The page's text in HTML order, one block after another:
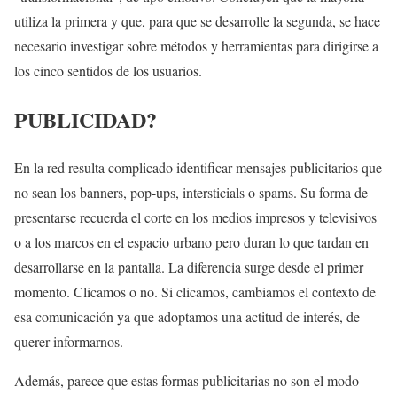
utiliza la primera y que, para que se desarrolle la segunda, se hace
necesario investigar sobre métodos y herramientas para dirigirse a
los cinco sentidos de los usuarios.
PUBLICIDAD?
En la red resulta complicado identificar mensajes publicitarios que
no sean los banners, pop-ups, intersticials o spams. Su forma de
presentarse recuerda el corte en los medios impresos y televisivos
o a los marcos en el espacio urbano pero duran lo que tardan en
desarrollarse en la pantalla. La diferencia surge desde el primer
momento. Clicamos o no. Si clicamos, cambiamos el contexto de
esa comunicación ya que adoptamos una actitud de interés, de
querer informarnos.
Además, parece que estas formas publicitarias no son el modo